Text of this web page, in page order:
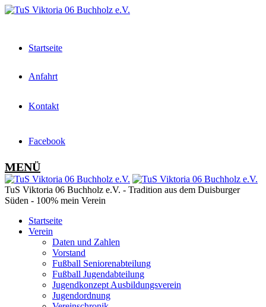
Startseite
Anfahrt
Kontakt
Facebook
MENÜ
TuS Viktoria 06 Buchholz e.V. - Tradition aus dem Duisburger
Süden - 100% mein Verein
Startseite
Verein
Daten und Zahlen
Vorstand
Fußball Seniorenabteilung
Fußball Jugendabteilung
Jugendkonzept Ausbildungsverein
Jugendordnung